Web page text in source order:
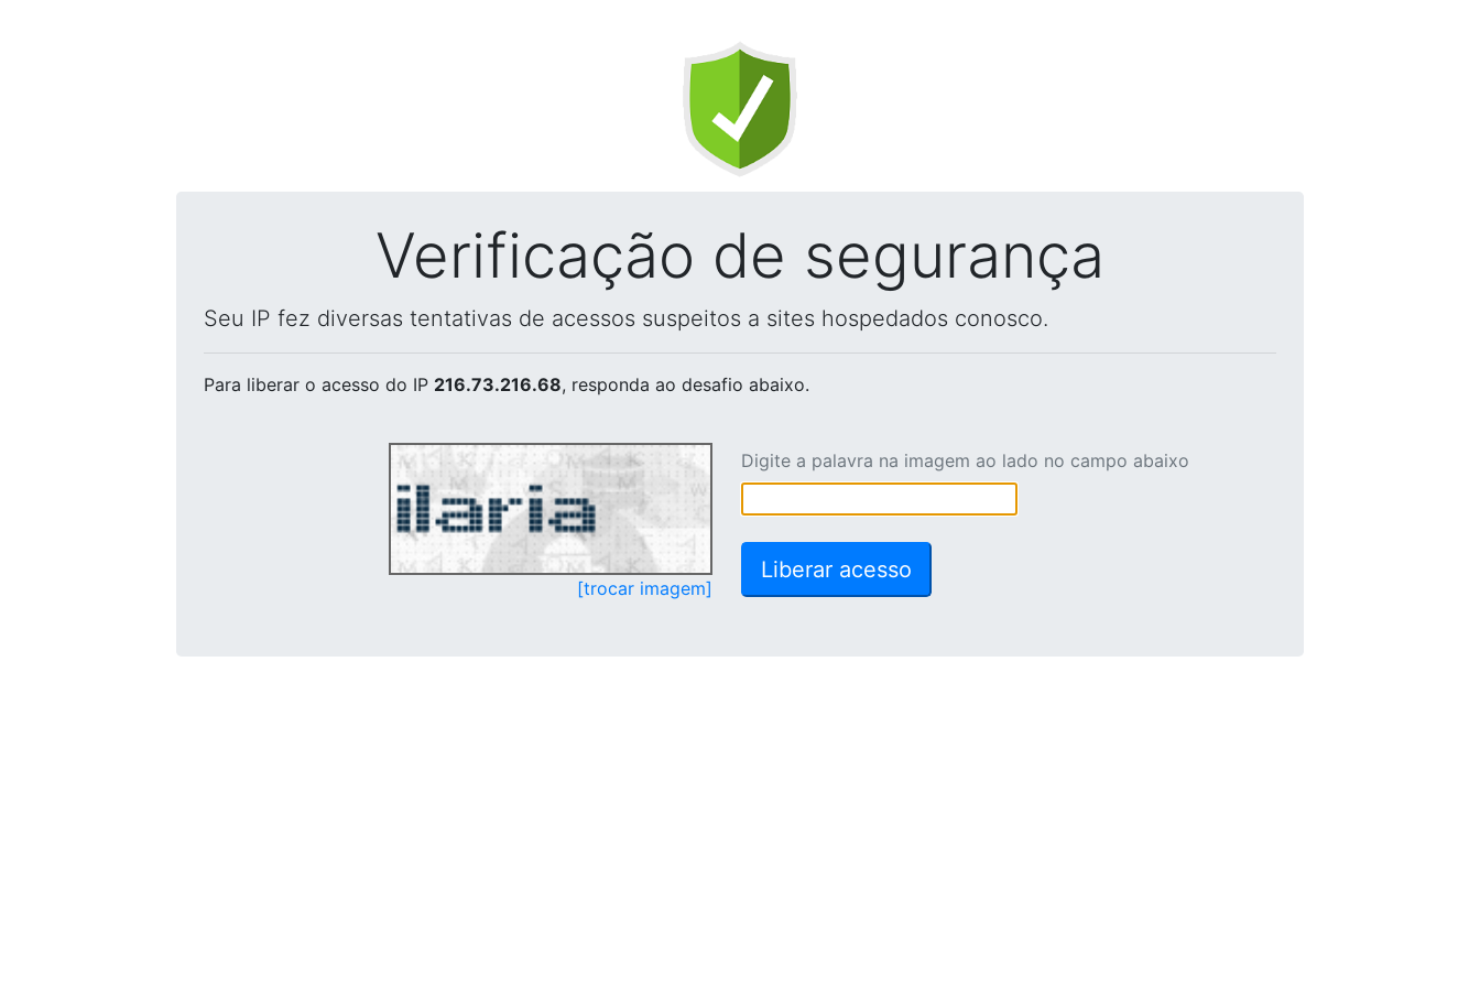
Verificação de segurança
Seu IP fez diversas tentativas de acessos suspeitos a sites hospedados conosco.
Para liberar o acesso do IP 216.73.216.68, responda ao desafio abaixo.
[trocar imagem]
Digite a palavra na imagem ao lado no campo abaixo